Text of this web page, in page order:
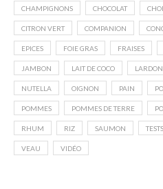
CHAMPIGNONS CHOCOLAT
CITRON VERT COMPANION
EPICES FOIE GRAS FRAISES
JAMBON LAIT DE COCO
NUTELLA OIGNON PAIN
POMMES POMMES DE TERRE
RHUM RIZ SAUMON TESTS
VEAU VIDÉO